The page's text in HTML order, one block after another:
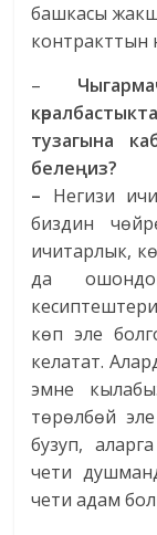
башкасы
контракттын
–
тузагына
белеңиз?
– Негизи
биздин
ичитарлык,
да
көп эле
келатат.
эмне
төрөлбөй
бузуп,
чети
чети адам